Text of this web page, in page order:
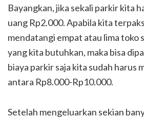
Bayangkan, jika sekali parkir kita
uang Rp2.000. Apabila kita
mendatangi empat atau lima toko
yang kita butuhkan, maka bisa
biaya parkir saja kita sudah harus
antara Rp8.000-Rp10.000.
Setelah mengeluarkan sekian